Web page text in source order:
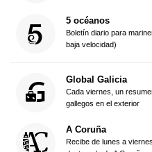
5 océanos
Boletín diario para
baja velocidad)
Global Galicia
Cada viernes, un
gallegos en el exterior
A Coruña
Recibe de lunes a